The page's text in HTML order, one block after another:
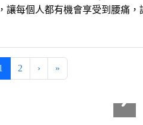
讓每個人都有機會享受到腰痛，
(目前頁次)
2 ›下一頁
»最後頁